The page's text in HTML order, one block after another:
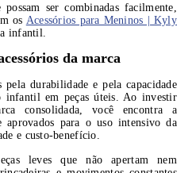
ser combinadas facilmente,
os Acessórios para Meninos | Kyly
infantil.
da marca
pela durabilidade e pela capacidade
em peças úteis. Ao investir
consolidada, você encontra a
aprovados para o uso intensivo da
e custo-benefício.
leves que não apertam nem